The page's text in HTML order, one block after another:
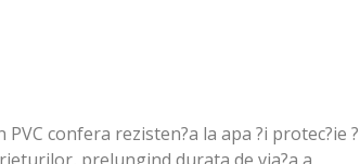
confera rezisten?a la apa ?i protec?ie ?